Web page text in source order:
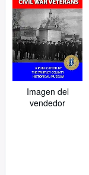
Imagen del
vendedor